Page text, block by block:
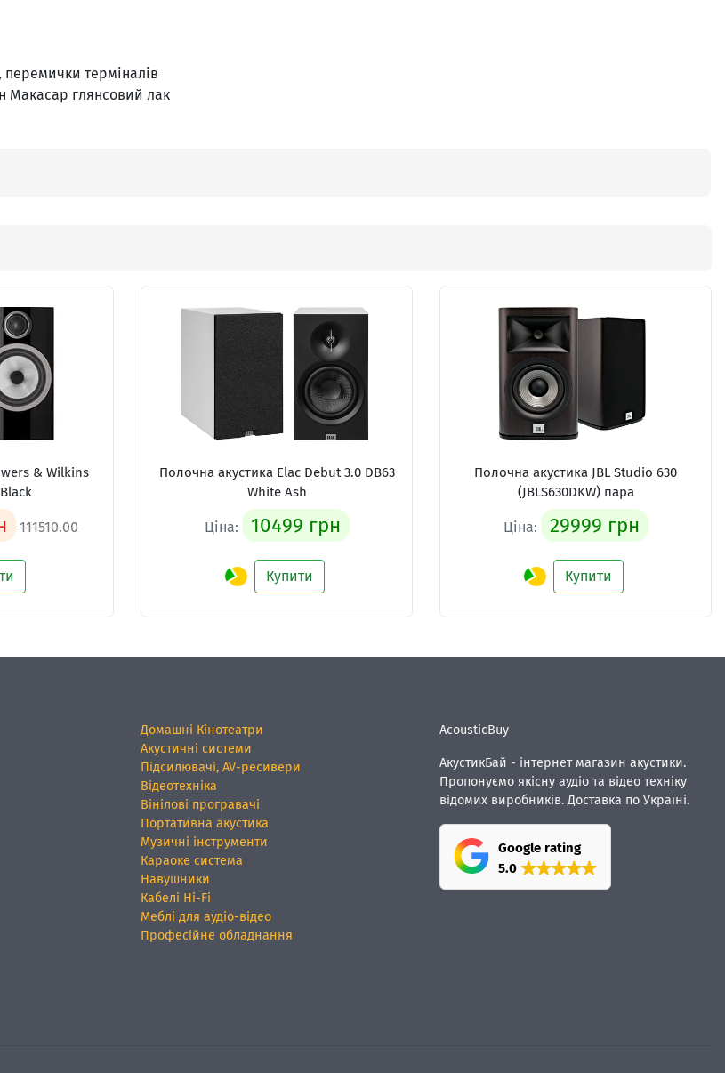
перемички терміналів
Макасар глянсовий лак
& Wilkins
111510.00
Полочна акустика Elac Debut 3.0 DB63
White Ash
Ціна: 10499 грн
Купити
Полочна акустика JBL Studio 630
(JBLS630DKW) пара
Ціна: 29999 грн
Купити
Домашні Кінотеатри
Акустичні системи
Підсилювачі, AV-ресивери
Відеотехніка
Вінілові програвачі
Портативна акустика
Музичні інструменти
Караоке система
Навушники
Кабелі Hi-Fi
Меблі для аудіо-відео
Професійне обладнання
AcousticBuy
АкустикБай - інтернет магазин акустики.
Пропонуємо якісну аудіо та відео техніку
відомих виробників. Доставка по Україні.
Google rating
5.0